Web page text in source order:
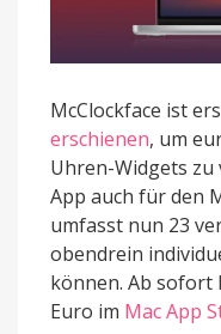
McClockface ist
erschienen, um
Uhren-Widgets zu
App auch für den
umfasst nun 23
obendrein
können. Ab sofort
Euro im Mac App